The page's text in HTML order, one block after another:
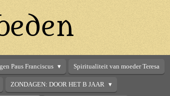
Paus Franciscus Spiritualiteit van moeder Teresa
ZONDAGEN: DOOR HET B JAAR